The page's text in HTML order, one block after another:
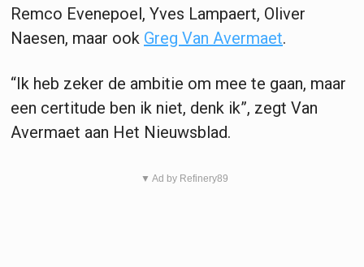
Remco Evenepoel, Yves Lampaert, Oliver
Naesen, maar ook Greg Van Avermaet.
“Ik heb zeker de ambitie om mee te gaan, maar
een certitude ben ik niet, denk ik”, zegt Van
Avermaet aan Het Nieuwsblad.
▼ Ad by Refinery89